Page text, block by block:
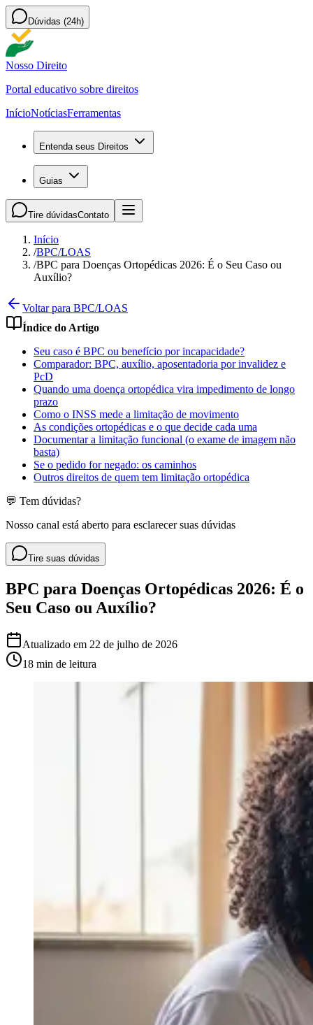
Dúvidas (24h)
Nosso Direito
Portal educativo sobre direitos
InícioNotíciasFerramentas
Entenda seus Direitos
Guias
Tire dúvidasContato
Início
/BPC/LOAS
/BPC para Doenças Ortopédicas 2026: É o Seu Caso ou
Auxílio?
Voltar para BPC/LOAS
Índice do Artigo
Seu caso é BPC ou benefício por incapacidade?
Comparador: BPC, auxílio, aposentadoria por invalidez e
PcD
Quando uma doença ortopédica vira impedimento de longo
prazo
Como o INSS mede a limitação de movimento
As condições ortopédicas e o que decide cada uma
Documentar a limitação funcional (o exame de imagem não
basta)
Se o pedido for negado: os caminhos
Outros direitos de quem tem limitação ortopédica
💬 Tem dúvidas?
Nosso canal está aberto para esclarecer suas dúvidas
Tire suas dúvidas
BPC para Doenças Ortopédicas 2026: É o
Seu Caso ou Auxílio?
Atualizado em 22 de julho de 2026
18 min de leitura